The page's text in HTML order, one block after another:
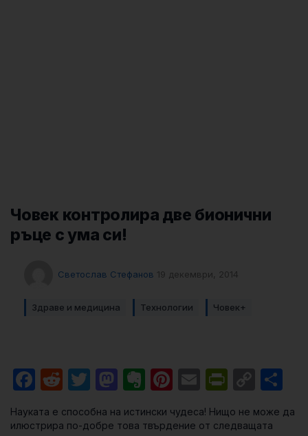
Човек контролира две бионични
ръце с ума си!
Светослав Стефанов 19 декември, 2014
Здраве и медицина Технологии Човек+
Facebook
RedditTwitter
Mastodon
Evernote
Pinterest
Email
Науката е способна на истински чудеса! Нищо не може да
илюстрира по-добре това твърдение от следващата